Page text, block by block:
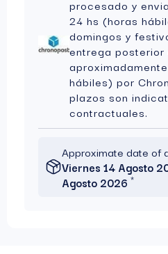
procesado y
24 hs (horas
domingos y
entrega posterior
hábiles) por
plazos son
contractuales.
Approximate date of
Viernes 14 Agosto
Agosto 2026 *